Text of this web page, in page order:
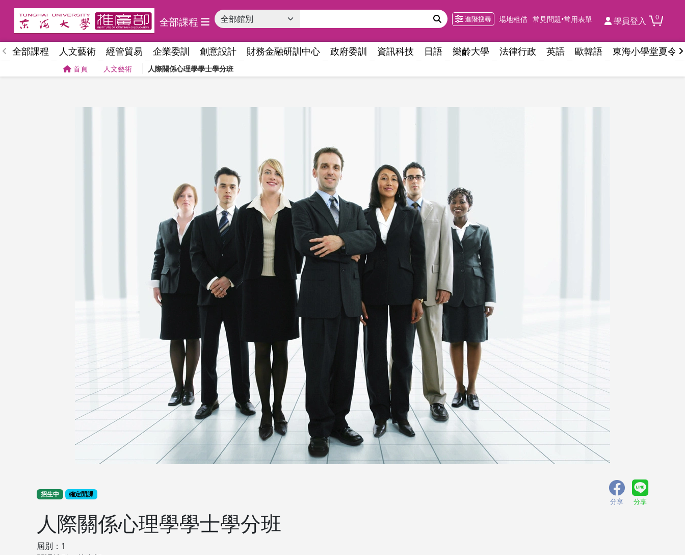
全部課程 進階搜尋 場地租借 常見問題•常用表單 學員登入 0
全部課程 人文藝術 經管貿易 企業委訓 創意設計 財務金融研訓中心 政府委訓 資訊科技 日語 樂齡大學 法律行政 英語 歐韓語 東海小學堂夏令
首頁 人文藝術 人際關係心理學學士學分班
招生中 確定開課
分享 分享
人際關係心理學學士學分班
屆別：1